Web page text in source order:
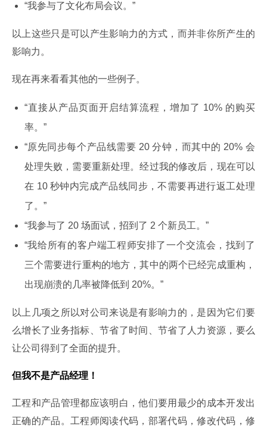
“我参与了文化布局会议。”
以上这些只是可以产生影响力的方式，而并非你所产生的
影响力。
现在再来看看其他的一些例子。
“直接从产品页面开启结算流程，增加了 10% 的购买
率。”
“原先同步每个产品线需要 20 分钟，而其中的 20% 会
处理失败，需要重新处理。经过我的修改后，现在可以
在 10 秒钟内完成产品线同步，不需要再进行返工处理
了。”
“我参与了 20 场面试，招到了 2 个新员工。”
“我给所有的客户端工程师安排了一个交流会，找到了
三个需要进行重构的地方，其中的两个已经完成重构，
出现崩溃的几率被降低到 20%。”
以上几项之所以对公司来说是有影响力的，是因为它们要
么增长了业务指标、节省了时间、节省了人力资源，要么
让公司得到了全面的提升。
但我不是产品经理！
工程和产品管理都应该明白，他们要用最少的成本开发出
正确的产品。工程师阅读代码，部署代码，修改代码，修